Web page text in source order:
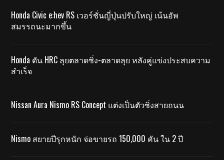
Honda Civic e:hev RS เวอร์ชั่นญี่ปุ่นปรับใหญ่ เน้นอัพ
สมรรถนะมากขึ้น
Honda ดัน HRC ลุยตลาดซิ่ง-ตลาดลุย หลังคู่แข่งประสบความ
สำเร็จ
Nissan Aura Nismo RS Concept แต่งเป็นตัวซิ่งสายถนน
Nismo สยายปีรุกหนัก จ่อขายรถ 150,000 คัน ใน 2 ปี